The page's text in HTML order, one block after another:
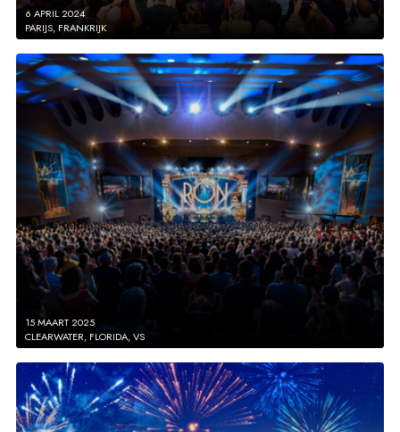
6 APRIL 2024
PARIJS, FRANKRIJK
15 MAART 2025
CLEARWATER, FLORIDA, VS